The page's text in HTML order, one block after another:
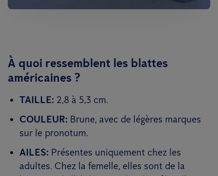
À quoi ressemblent les blattes
américaines ?
TAILLE: 2,8 à 5,3 cm.
COULEUR: Brune, avec de légères marques
sur le pronotum.
AILES: Présentes uniquement chez les
adultes. Chez la femelle, elles sont de la